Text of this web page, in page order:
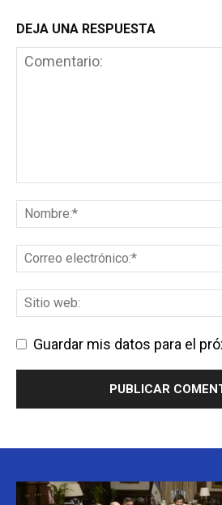
DEJA UNA RESPUESTA
Guardar mis datos para el